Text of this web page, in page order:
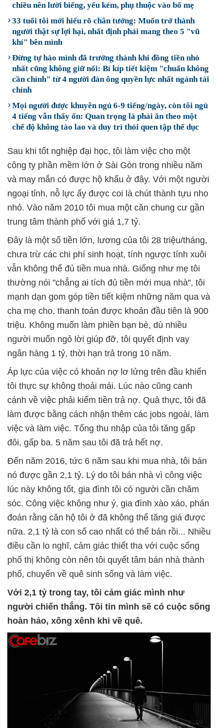
chiều nên lười biếng, yếu kém, phụ thuộc vào bố mẹ
33 tuổi tôi mới hiểu rõ chân tướng: Muốn trở thành
người thật sự lợi hại, nhất định phải mang theo 5 "vũ
khí" bên mình
Đừng tự hào mình đã trưởng thành khi đồng tiền nhỏ
nhất cũng không giữ nổi: Bí kíp tiết kiệm "chuẩn không
cần chỉnh" từ 4 người đàn ông quyền lực nhất ngành tài
chính
Mọi người được khuyên ngủ 6-9 tiếng/ngày, còn tôi ngủ
4 tiếng vẫn thấy ổn: Quan trọng là phải ăn theo một
chế độ không tào lao và duy trì thói quen tập thể dục
Sau khi tốt nghiệp đại học, tôi làm việc cho một
công ty phần mềm lớn ở Sài Gòn trong nhiều năm
và may mắn có được hộ khẩu ở đây. Với một người
ngoại tỉnh, nỗ lực ấy được coi là chút thành tựu nho
nhỏ. Vào năm 2010 tôi mua một căn chung cư gần
trung tâm thành phố với giá 1,7 tỷ.
Đây là một số tiền lớn, lương của tôi 28 triệu/tháng,
chưa trừ các chi phí sinh hoạt, tính ngược tính xuôi
vẫn không thể đủ tiền mua nhà. Giống như mẹ tôi
thường nói "chẳng ai tích đủ tiền mới mua nhà", tôi
mạnh dạn gom góp tiền tiết kiệm những năm qua và
cha mẹ cho, thanh toán được khoản đầu tiên là 900
triệu. Không muốn làm phiền bạn bè, dù nhiều
người muốn ngỏ lời giúp đỡ, tôi quyết định vay
ngân hàng 1 tỷ, thời hạn trả trong 10 năm.
Áp lực của việc có khoản nợ lơ lửng trên đầu khiến
tôi thực sự không thoải mái. Lúc nào cũng canh
cánh về việc phải kiếm tiền trả nợ. Quả thực, tôi đã
làm được bằng cách nhận thêm các jobs ngoài, làm
việc và làm việc. Tổng thu nhập của tôi tăng gấp
đôi, gấp ba. 5 năm sau tôi đã trả hết nợ.
Đến năm 2016, tức 6 năm sau khi mua nhà, tôi bán
nó được gần 2,1 tỷ. Lý do tôi bán nhà vì công việc
lúc này không tốt, gia đình tôi có người cần chăm
sóc. Công việc không như ý, gia đình xào xáo, phán
đoán rằng căn hộ tôi ở đã không thể tăng giá được
nữa. 2,1 tỷ là con số cao nhất có thể bán rồi... Nhiều
điều cần lo nghĩ, cảm giác thiết tha với cuộc sống
phố thị không còn nên tôi quyết tâm bán nhà thành
phố, chuyển về quê sinh sống và làm việc.
Với 2,1 tỷ trong tay, tôi cảm giác mình như
người chiến thắng. Tôi tin mình sẽ có cuộc sống
hoàn hảo, xông xênh khi về quê.